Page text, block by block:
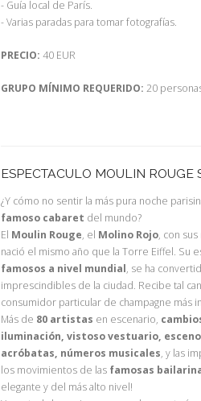
- Guía local de París.
- Varias paradas para tomar fotografías.
PRECIO: 40 EUR
GRUPO MÍNIMO REQUERIDO: 20
ESPECTACULO MOULIN ROUGE
¿Y cómo no sentir la más pura noche
famoso cabaret del mundo?
El Moulin Rouge, el Molino Rojo, con
nació el mismo año que la Torre Eiffel. Su
famosos a nivel mundial, se ha
imprescindibles de la ciudad. Recibe tal
consumidor particular de champagne más
Más de 80 artistas en escenario,
iluminación, vistoso vestuario,
acróbatas, números musicales, y las
los movimientos de las famosas
elegante y del más alto nivel!